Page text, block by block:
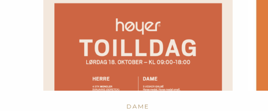
DAME